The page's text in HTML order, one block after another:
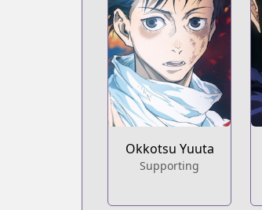
Okkotsu Yuuta
Supporting